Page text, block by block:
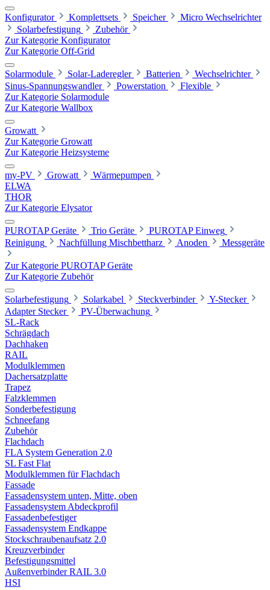
Konfigurator Komplettsets Speicher
Micro Wechselrichter
Solarbefestigung
Zubehör
Zur Kategorie Konfigurator
Zur Kategorie Off-Grid
Solarmodule Solar-Laderegler Batterien
Wechselrichter
Sinus-Spannungswandler
Powerstation
Flexible
Zur Kategorie Solarmodule
Zur Kategorie Wallbox
Growatt
Zur Kategorie Growatt
Zur Kategorie Heizsysteme
my-PV Growatt
Wärmepumpen
ELWA
THOR
Zur Kategorie Elysator
PUROTAP Geräte Trio Geräte
PUROTAP Einweg
Reinigung
Nachfüllung Mischbettharz Anoden Messgeräte
Zur Kategorie PUROTAP Geräte
Zur Kategorie Zubehör
Solarbefestigung Solarkabel Steckverbinder
Y-Stecker
Adapter Stecker
PV-Überwachung
SL-Rack
Schrägdach
Dachhaken
RAIL
Modulklemmen
Dachersatzplatte
Trapez
Falzklemmen
Sonderbefestigung
Schneefang
Zubehör
Flachdach
FLA System Generation 2.0
SL Fast Flat
Modulklemmen für Flachdach
Fassade
Fassadensystem unten, Mitte, oben
Fassadensystem Abdeckprofil
Fassadenbefestiger
Fassadensystem Endkappe
Stockschrauben­aufsatz 2.0
Kreuzverbinder
Befestigungsmittel
Außenverbinder RAIL 3.0
HSI